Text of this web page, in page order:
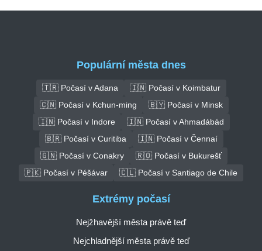
Populární města dnes
🇹🇷 Počasí v Adana
🇮🇳 Počasí v Koimbatur
🇨🇳 Počasí v Kchun-ming
🇧🇾 Počasí v Minsk
🇮🇳 Počasí v Indore
🇮🇳 Počasí v Ahmadábád
🇧🇷 Počasí v Curitiba
🇮🇳 Počasí v Čennaí
🇬🇳 Počasí v Conakry
🇷🇴 Počasí v Bukurešť
🇵🇰 Počasí v Péšávar
🇨🇱 Počasí v Santiago de Chile
Extrémy počasí
Nejžhavější města právě teď
Nejchladnější města právě teď